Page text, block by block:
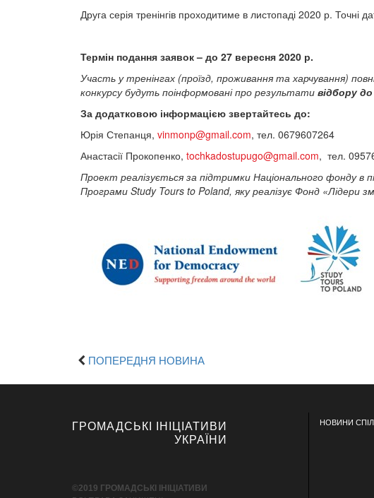
Друга серія тренінгів проходитиме в листопаді 2020 р. Точні
Термін подання заявок – до 27 вересня 2020 р.
Участь у тренінгах (проїзд, проживання та харчування)
конкурсу будуть поінформовані про результати відбору
За додатковою інформацією звертайтесь до:
Юрія Степанця, vinmonp@gmail.com, тел. 0679607264
Анастасії Прокопенко, tochkadostupugo@gmail.com, тел.
Проект реалізується за підтримки Національного фонду в
Програми Study Tours to Poland, яку реалізує Фонд «Лідери
ПОПЕРЕДНЯ НОВИНА
ГРОМАДСЬКІ ІНІЦІАТИВИ
УКРАЇНИ
©2019 ГРОМАДСЬКІ ІНІЦІАТИВИ
НОВИНИ